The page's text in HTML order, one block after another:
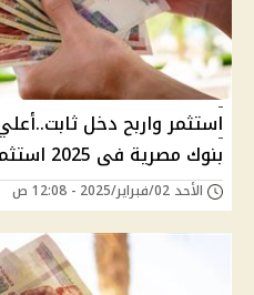
بنوك مصرية فى 2025 استثمار مضمون بأعلى فائدة
الأحد 02/فبراير/2025 - 12:08 ص